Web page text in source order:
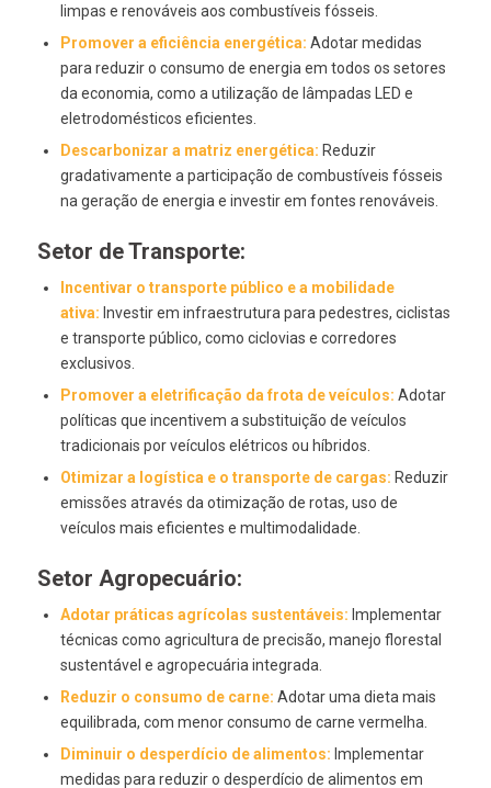
limpas e renováveis aos combustíveis fósseis.
Promover a eficiência energética: Adotar medidas
para reduzir o consumo de energia em todos os setores
da economia, como a utilização de lâmpadas LED e
eletrodomésticos eficientes.
Descarbonizar a matriz energética: Reduzir
gradativamente a participação de combustíveis fósseis
na geração de energia e investir em fontes renováveis.
Setor de Transporte:
Incentivar o transporte público e a mobilidade
ativa: Investir em infraestrutura para pedestres, ciclistas
e transporte público, como ciclovias e corredores
exclusivos.
Promover a eletrificação da frota de veículos: Adotar
políticas que incentivem a substituição de veículos
tradicionais por veículos elétricos ou híbridos.
Otimizar a logística e o transporte de cargas: Reduzir
emissões através da otimização de rotas, uso de
veículos mais eficientes e multimodalidade.
Setor Agropecuário:
Adotar práticas agrícolas sustentáveis: Implementar
técnicas como agricultura de precisão, manejo florestal
sustentável e agropecuária integrada.
Reduzir o consumo de carne: Adotar uma dieta mais
equilibrada, com menor consumo de carne vermelha.
Diminuir o desperdício de alimentos: Implementar
medidas para reduzir o desperdício de alimentos em